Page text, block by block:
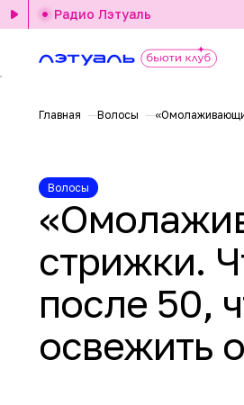
Радио Лэтуаль
Главная Волосы
Волосы
стрижки.
после 50,
освежить